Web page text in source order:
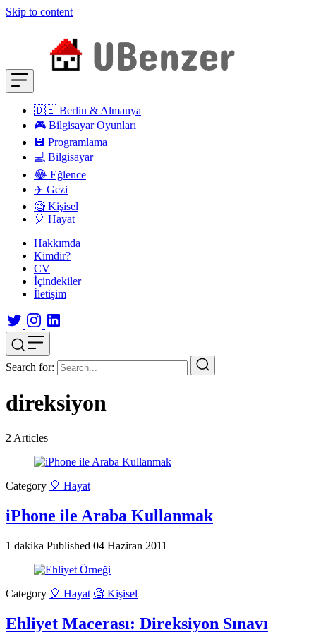
Skip to content
🇩🇪 Berlin & Almanya
🎮 Bilgisayar Oyunları
💾 Programlama
💻 Bilgisayar
😂 Eğlence
✈️ Gezi
🧐 Kişisel
🎈 Hayat
Hakkımda
Kimdir?
CV
İçindekiler
İletişim
Search for:
direksiyon
2 Articles
Category 🎈 Hayat
iPhone ile Araba Kullanmak
1 dakika Published 04 Haziran 2011
Category 🎈 Hayat 🧐 Kişisel
Ehliyet Macerası: Direksiyon Sınavı